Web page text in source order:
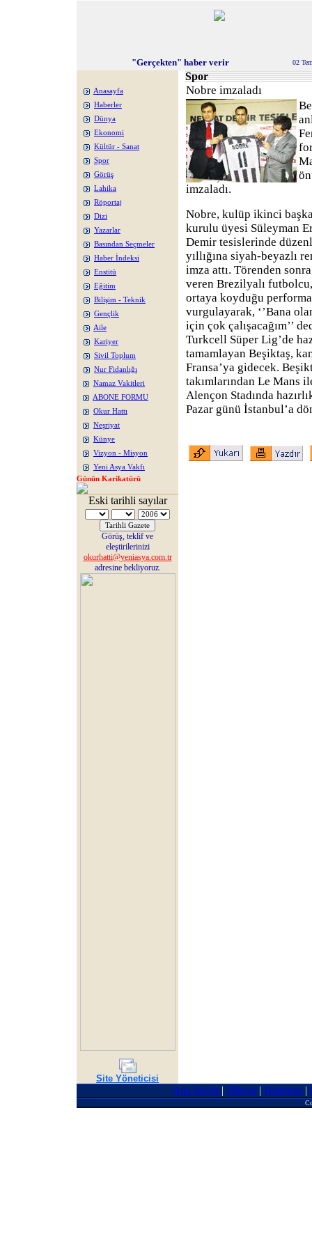
"Gerçekten" haber verir 02
Anasayfa
Haberler
Dünya
Ekonomi
Kültür - Sanat
Spor
Görüş
Lahika
Röportaj
Dizi
Yazarlar
Basından Seçmeler
Haber İndeksi
Enstitü
Eğitim
Bilişim - Teknik
Gençlik
Aile
Kariyer
Sivil Toplum
Nur Fidanlığı
Namaz Vakitleri
ABONE FORMU
Okur Hattı
Neşriyat
Künye
Vizyon - Misyon
Yeni Asya Vakfı
Günün Karikatürü
Eski tarihli sayılar
Görüş, teklif ve
eleştirilerinizi
okurhatti@yeniasya.com.tr
adresine bekliyoruz.
Site Yöneticisi
Spor
Nobre imzaladı
imzaladı.
Nobre, kulüp ikinci
kurulu üyesi Süleyman
Demir tesislerinde
yıllığına siyah-beyazlı
imza attı. Törenden
veren Brezilyalı
ortaya koyduğu
vurgulayarak, ‘’Bana
için çok çalışacağım’’
Turkcell Süper Lig’de
tamamlayan Beşiktaş,
Fransa’ya gidecek.
takımlarından Le Mans
Alençon Stadında
Pazar günü İstanbul’a
Ana Sayfa | Dünya | Haberler|